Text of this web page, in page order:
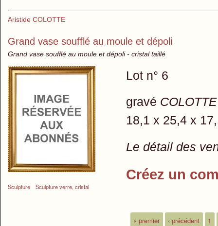
Aristide COLOTTE
Grand vase soufflé au moule et dépoli
Grand vase soufflé au moule et dépoli - cristal taillé
Sculpture Sculpture verre, cristal
Lot n° 6
gravé
18,1 x 25,4 x
Le détail des
Créez un
« premier ‹ précédent 1